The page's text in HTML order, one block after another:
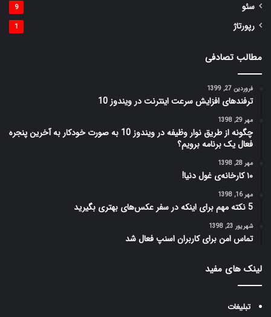
سئو 9
رپورتاژ 1
مطالب تصادفی
فروردین 27, 1399
ترفندهای افزایش سرعت اینترنت در ویندوز 10
مهر 29, 1398
چگونه از طریق نوار وظیفه در ویندوز 10 به صورت خودکار به آخرین پنجره
فعال یک برنامه برویم؟
مهر 28, 1398
۱۰ کارخانه‌ی غول دنیا!
مهر 16, 1398
5 نکته مهم برای اینکه در سفر عکس‌های بهتری بگیرید
شهریور 23, 1398
تماس امن برای کاربران اسنپ فعال شد
لینک های مفید
تبلیغات